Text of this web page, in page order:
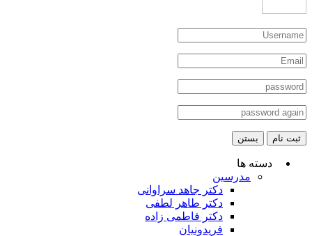
ثبت نام بستن
دسته ها
مدرسین
دکتر جاهد سراوانی
دکتر طاهر لطفی
دکتر فاطمی زاده
فریدونیان